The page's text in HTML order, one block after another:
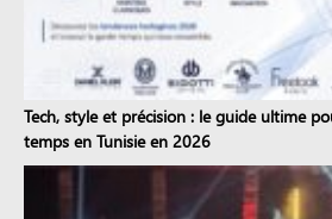
Tech, style et précision : le guide ultime
temps en Tunisie en 2026